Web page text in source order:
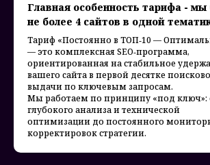
Главная особенность тарифа - мы
не более 4 сайтов в одной
Тариф «Постоянно в ТОП‑10 —
— это комплексная SEO‑программа,
ориентированная на стабильное
вашего сайта в первой десятке
выдачи по ключевым запросам.
Мы работаем по принципу «под ключ»:
глубокого анализа и технической
оптимизации до постоянного
корректировок стратегии.